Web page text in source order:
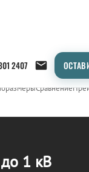
2407
Сравнение
1 кВ